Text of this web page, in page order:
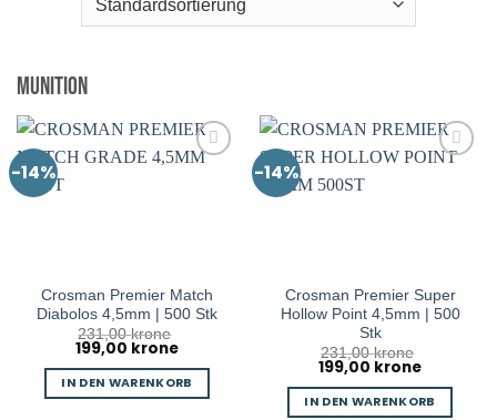
Munition
-14%
Crosman Premier Match
Diabolos 4,5mm | 500 Stk
231,00krone
Ursprünglicher
war:
231,00 kr
199,00 kroneAktueller
ist:
199,00 kr.
IN DEN WARENKORB
-14%
Crosman Premier Super
Hollow Point 4,5mm | 500
Stk
231,00krone
Ursprünglicher
war:
231,00 kr
199,00 kroneAktueller
ist:
199,00 kr.
IN DEN WARENKORB